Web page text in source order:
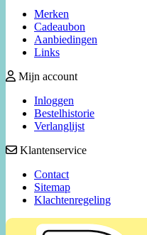
Merken
Cadeaubon
Aanbiedingen
Links
Mijn account
Inloggen
Bestelhistorie
Verlanglijst
Klantenservice
Contact
Sitemap
Klachtenregeling